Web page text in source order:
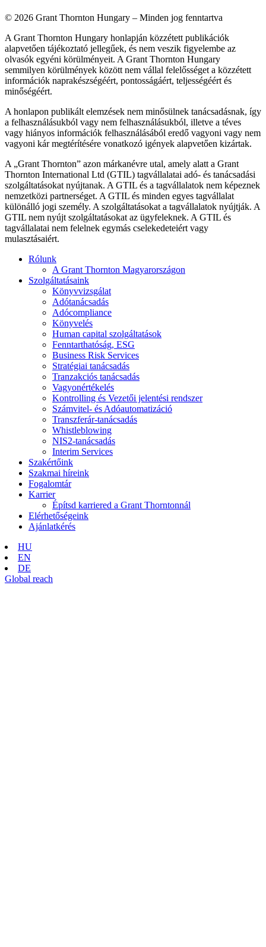
© 2026 Grant Thornton Hungary – Minden jog fenntartva
A Grant Thornton Hungary honlapján közzétett publikációk
alapvetően tájékoztató jellegűek, és nem veszik figyelembe az
olvasók egyéni körülményeit. A Grant Thornton Hungary
semmilyen körülmények között nem vállal felelősséget a közzétett
információk naprakészségéért, pontosságáért, teljességéért és
minőségéért.
A honlapon publikált elemzések nem minősülnek tanácsadásnak, így
a felhasználásukból vagy nem felhasználásukból, illetve a téves
vagy hiányos információk felhasználásából eredő vagyoni vagy nem
vagyoni kár megtérítésére vonatkozó igények alapvetően kizártak.
A „Grant Thornton” azon márkanévre utal, amely alatt a Grant
Thornton International Ltd (GTIL) tagvállalatai adó- és tanácsadási
szolgáltatásokat nyújtanak. A GTIL és a tagvállalatok nem képeznek
nemzetközi partnerséget. A GTIL és minden egyes tagvállalat
különálló jogi személy. A szolgáltatásokat a tagvállalatok nyújtják. A
GTIL nem nyújt szolgáltatásokat az ügyfeleknek. A GTIL és
tagvállalatai nem felelnek egymás cselekedeteiért vagy
mulasztásaiért.
Rólunk
A Grant Thornton Magyarországon
Szolgáltatásaink
Könyvvizsgálat
Adótanácsadás
Adócompliance
Könyvelés
Human capital szolgáltatások
Fenntarthatóság, ESG
Business Risk Services
Stratégiai tanácsadás
Tranzakciós tanácsadás
Vagyonértékelés
Kontrolling és Vezetői jelentési rendszer
Számvitel- és Adóautomatizáció
Transzferár-tanácsadás
Whistleblowing
NIS2-tanácsadás
Interim Services
Szakértőink
Szakmai híreink
Fogalomtár
Karrier
Építsd karriered a Grant Thorntonnál
Elérhetőségeink
Ajánlatkérés
HU
EN
DE
Global reach